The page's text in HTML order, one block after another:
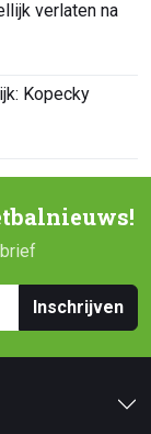
verlaten na
Kopecky
Inschrijven